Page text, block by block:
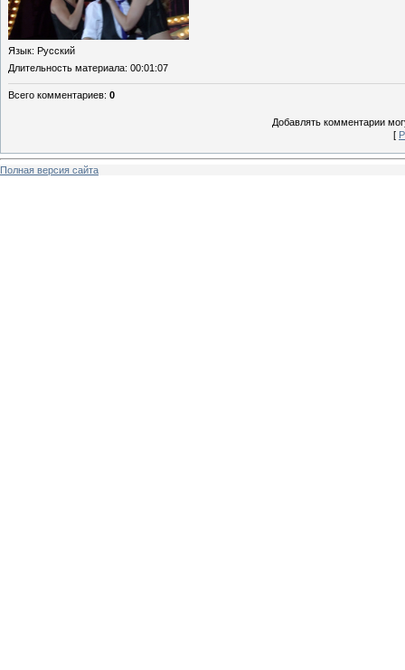
Язык: Русский
Длительность материала: 00:01:07
Всего комментариев: 0
Добавлять комментарии
[
Полная версия сайта